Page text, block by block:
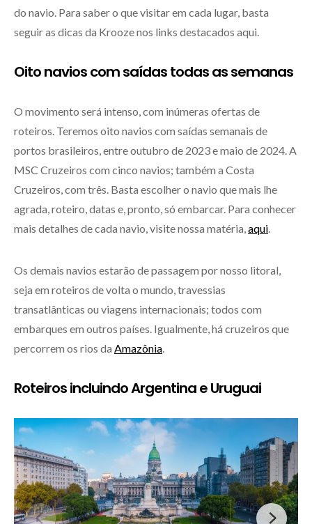
do navio. Para saber o que visitar em cada lugar, basta
seguir as dicas da Krooze nos links destacados aqui.
Oito navios com saídas todas as semanas
O movimento será intenso, com inúmeras ofertas de
roteiros. Teremos oito navios com saídas semanais de
portos brasileiros, entre outubro de 2023 e maio de 2024. A
MSC Cruzeiros com cinco navios; também a Costa
Cruzeiros, com três. Basta escolher o navio que mais lhe
agrada, roteiro, datas e, pronto, só embarcar. Para conhecer
mais detalhes de cada navio, visite nossa matéria,aqui.
Os demais navios estarão de passagem por nosso litoral,
seja em roteiros de volta o mundo, travessias
transatlânticas ou viagens internacionais; todos com
embarques em outros países. Igualmente, há cruzeiros que
percorrem os rios da Amazônia.
Roteiros incluindo Argentina e Uruguai